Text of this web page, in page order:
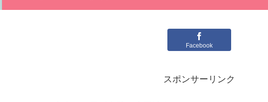
Facebook
スポンサーリンク